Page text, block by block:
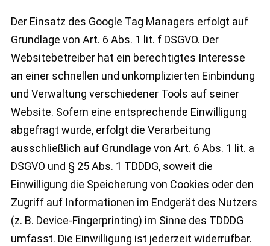
Der Einsatz des Google Tag Managers erfolgt auf
Grundlage von Art. 6 Abs. 1 lit. f DSGVO. Der
Websitebetreiber hat ein berechtigtes Interesse
an einer schnellen und unkomplizierten Einbindung
und Verwaltung verschiedener Tools auf seiner
Website. Sofern eine entsprechende Einwilligung
abgefragt wurde, erfolgt die Verarbeitung
ausschließlich auf Grundlage von Art. 6 Abs. 1 lit. a
DSGVO und § 25 Abs. 1 TDDDG, soweit die
Einwilligung die Speicherung von Cookies oder den
Zugriff auf Informationen im Endgerät des Nutzers
(z. B. Device-Fingerprinting) im Sinne des TDDDG
umfasst. Die Einwilligung ist jederzeit widerrufbar.